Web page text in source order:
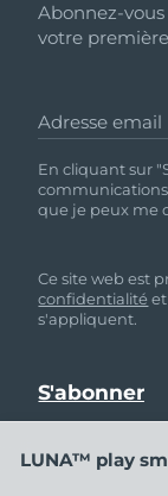
Abonnez-
votre
Adresse email
En cliquant sur
communications
que je peux me
Ce site web est
confidentialité et
s'appliquent.
LUNA™ play